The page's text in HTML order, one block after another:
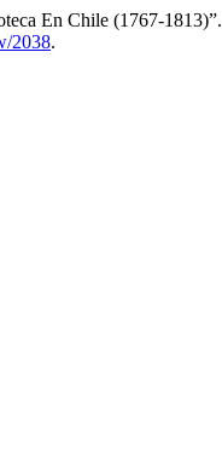
En Chile (1767-1813)”.
2038.